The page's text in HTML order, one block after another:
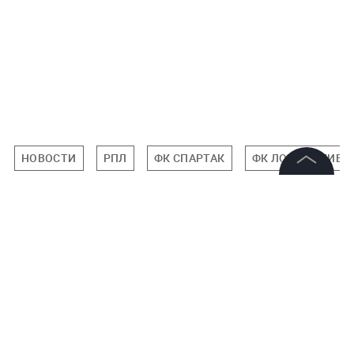
НОВОСТИ РПЛ ФК СПАРТАК ФК ЛОКОМОТИВ